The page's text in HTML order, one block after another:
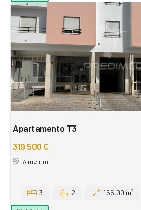
Apartamento T3
319 500 €
Almeirim
3 2 165,00 m²